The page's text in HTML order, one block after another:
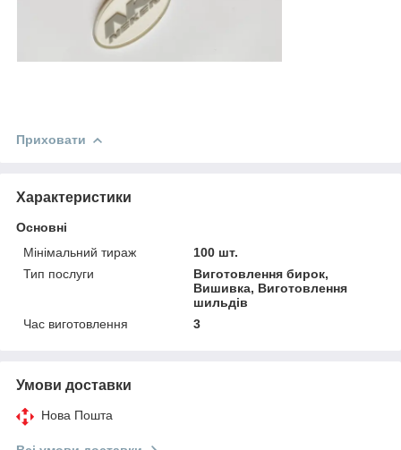
Приховати
Характеристики
Основні
Мінімальний тираж
100 шт.
Тип послуги
Виготовлення бирок,
Вишивка, Виготовлення
шильдів
Час виготовлення
3
Умови доставки
Нова Пошта